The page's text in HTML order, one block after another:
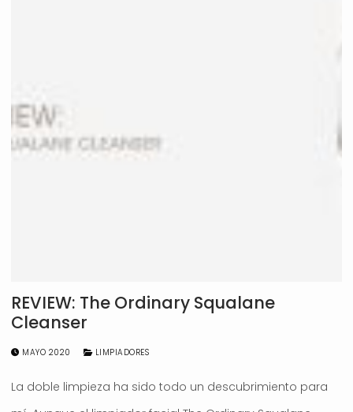
REVIEW: The Ordinary Squalane
Cleanser
MAYO 2020 LIMPIADORES
La doble limpieza ha sido todo un descubrimiento para